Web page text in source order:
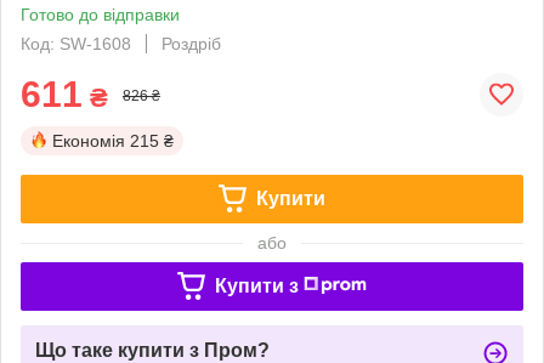
Готово до відправки
Код: SW-1608
Роздріб
611 ₴ 826 ₴
Економія 215 ₴
Купити
або
Купити з
Що таке купити з Пром?